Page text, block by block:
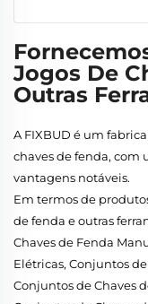
Jogos De
Outras
A FIXBUD é um
chaves de fenda, com
vantagens notáveis.
Em termos de
de fenda e outras
Chaves de Fenda
Elétricas, Conjuntos
Conjuntos de Chaves